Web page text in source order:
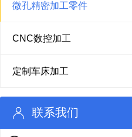
微孔精密加工零件
CNC数控加工
定制车床加工
联系我们